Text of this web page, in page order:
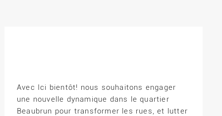
Avec Ici bientôt! nous souhaitons engager
une nouvelle dynamique dans le quartier
Beaubrun pour transformer les rues, et lutter